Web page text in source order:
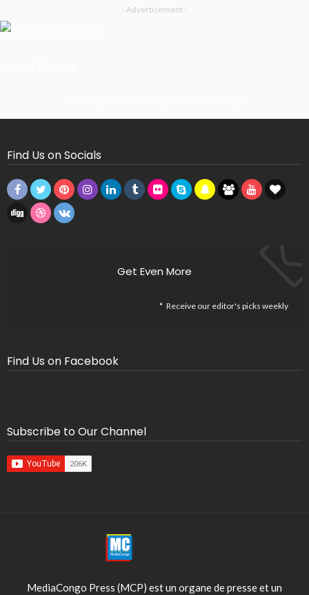
- Advertisement -
Find Us on Socials
Get Even More
Receive our editor's picks weekly
Find Us on Facebook
Subscribe to Our Channel
MediaCongo Press (MCP) est un organe de presse et un